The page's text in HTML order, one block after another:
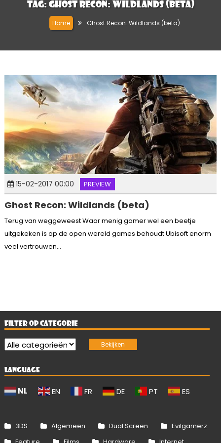
Tag: Ghost Recon: Wildlands (beta)
Home Ghost Recon: Wildlands (beta)
15-02-2017 00:00 PREVIEW
Ghost Recon: Wildlands (beta)
Terug van weggeweest Waar menig gamer wel een beetje
uitgekeken is op de open wereld games behoudt Ubisoft enorm
veel vertrouwen...
FILTER OP CATEGORIE
LANGUAGE
NL EN FR DE PT ES
3DS Algemeen Dual Screen
Evilgamerz